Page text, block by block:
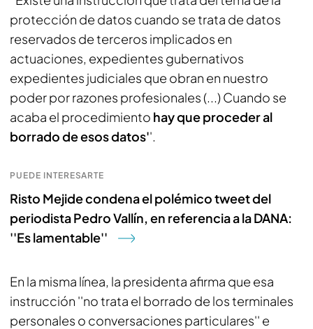
protección de datos cuando se trata de datos
reservados de terceros implicados en
actuaciones, expedientes gubernativos
expedientes judiciales que obran en nuestro
poder por razones profesionales (...) Cuando se
acaba el procedimiento hay que proceder al
borrado de esos datos''.
PUEDE INTERESARTE
Risto Mejide condena el polémico tweet del
periodista Pedro Vallín, en referencia a la DANA:
''Es lamentable''
En la misma línea, la presidenta afirma que esa
instrucción ''no trata el borrado de los terminales
personales o conversaciones particulares'' e